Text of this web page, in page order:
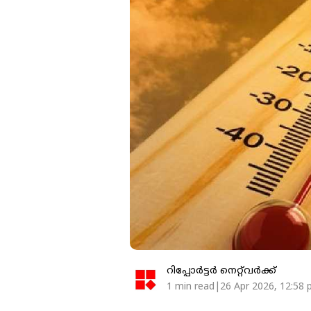
റിപ്പോർട്ടർ നെറ്റ്‌വര്‍ക്ക്‌
1 min read|26 Apr 2026, 12:58